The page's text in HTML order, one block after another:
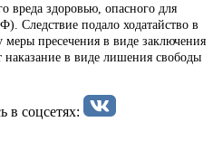
вреда здоровью, опасного для
Следствие подало ходатайство в
пресечения в виде заключения
в виде лишения свободы
в соцсетях: